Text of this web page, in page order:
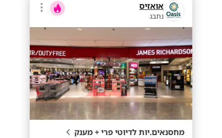
אואזיס
נתבג
מחסנאים.יות לדיוטי פרי + מענק